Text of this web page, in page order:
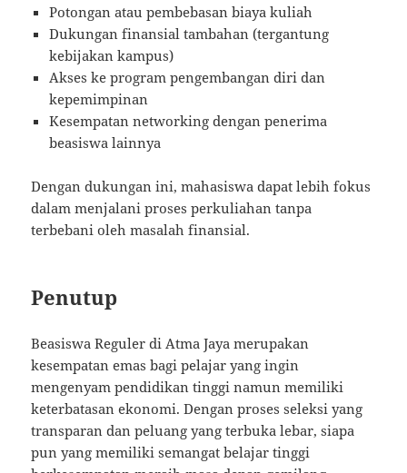
Potongan atau pembebasan biaya kuliah
Dukungan finansial tambahan (tergantung
kebijakan kampus)
Akses ke program pengembangan diri dan
kepemimpinan
Kesempatan networking dengan penerima
beasiswa lainnya
Dengan dukungan ini, mahasiswa dapat lebih fokus
dalam menjalani proses perkuliahan tanpa
terbebani oleh masalah finansial.
Penutup
Beasiswa Reguler di Atma Jaya merupakan
kesempatan emas bagi pelajar yang ingin
mengenyam pendidikan tinggi namun memiliki
keterbatasan ekonomi. Dengan proses seleksi yang
transparan dan peluang yang terbuka lebar, siapa
pun yang memiliki semangat belajar tinggi